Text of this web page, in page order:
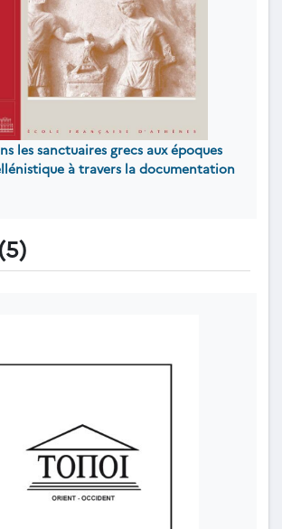
les sanctuaires grecs aux époques
à travers la documentation